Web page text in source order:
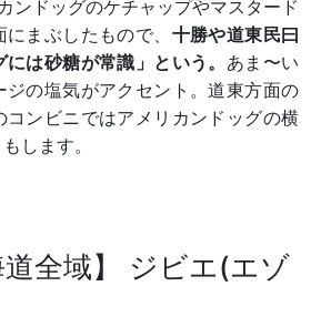
ンドッグのケチャップやマスタード
まぶしたもので、 十勝や道東民曰
は砂糖が常識」という。 あま〜い
の塩気がアクセント。道東方面の
コンビニではアメリカンドッグの横
します。
全域】 ジビエ(エゾ